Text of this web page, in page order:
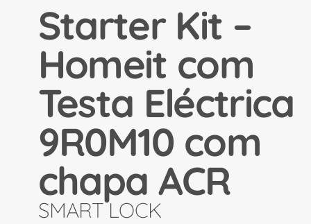
Starter Kit –
Homeit com
Testa Eléctrica
9R0M10 com
chapa ACR
SMART LOCK